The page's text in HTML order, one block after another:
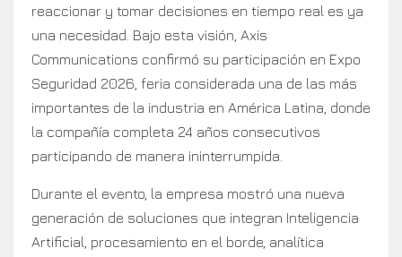
reaccionar y tomar decisiones en tiempo real es ya
una necesidad. Bajo esta visión, Axis
Communications confirmó su participación en Expo
Seguridad 2026, feria considerada una de las más
importantes de la industria en América Latina, donde
la compañía completa 24 años consecutivos
participando de manera ininterrumpida.
Durante el evento, la empresa mostró una nueva
generación de soluciones que integran Inteligencia
Artificial, procesamiento en el borde, analítica